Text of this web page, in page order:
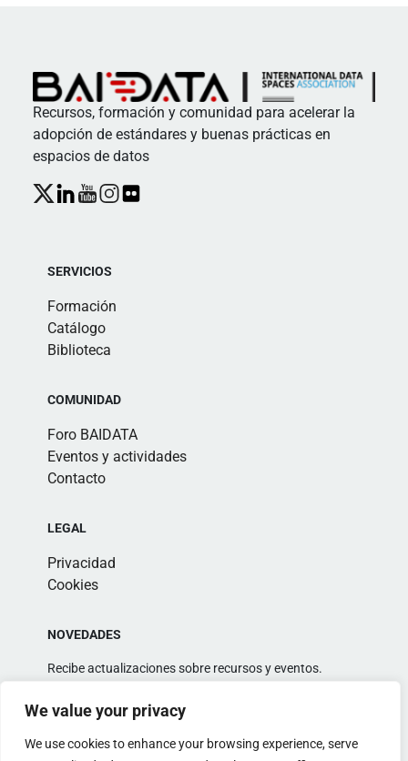
We value your privacy
We use cookies to enhance your browsing experience, serve
Recursos, formación y comunidad para acelerar la
adopción de estándares y buenas prácticas en
espacios de datos
SERVICIOS
Formación
Catálogo
Biblioteca
COMUNIDAD
Foro BAIDATA
Eventos y actividades
Contacto
LEGAL
Privacidad
Cookies
NOVEDADES
Recibe actualizaciones sobre recursos y eventos.